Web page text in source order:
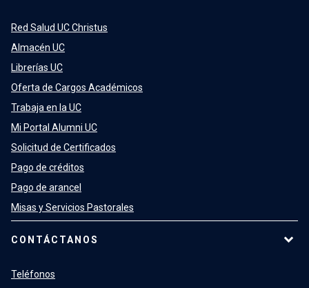
Red Salud UC Christus
Almacén UC
Librerías UC
Oferta de Cargos Académicos
Trabaja en la UC
Mi Portal Alumni UC
Solicitud de Certificados
Pago de créditos
Pago de arancel
Misas y Servicios Pastorales
CONTÁCTANOS
Teléfonos